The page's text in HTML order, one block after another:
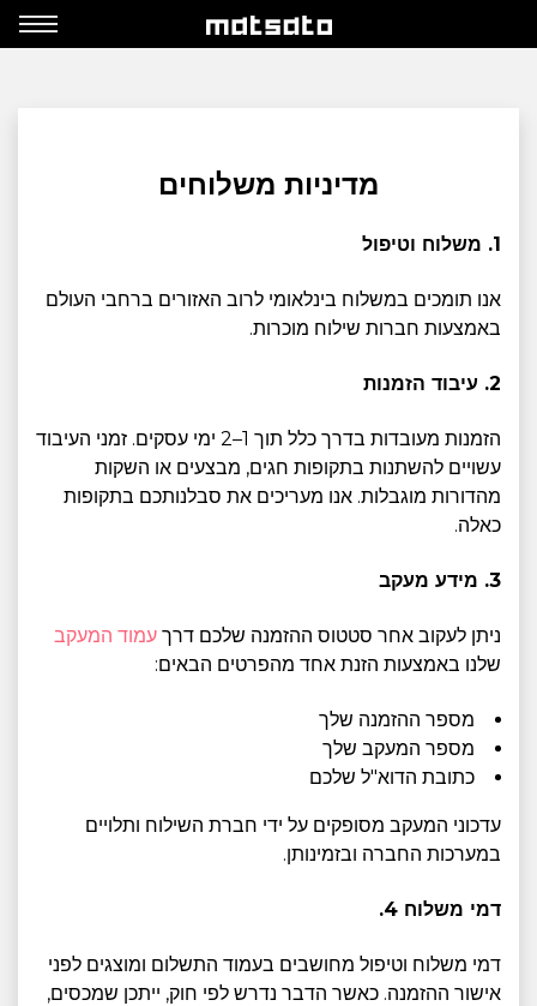
מדיניות משלוחים
1. משלוח וטיפול
אנו תומכים במשלוח בינלאומי לרוב האזורים ברחבי העולם
באמצעות חברות שילוח מוכרות.
2. עיבוד הזמנות
הזמנות מעובדות בדרך כלל תוך 1–2 ימי עסקים. זמני העיבוד
עשויים להשתנות בתקופות חגים, מבצעים או השקות
מהדורות מוגבלות. אנו מעריכים את סבלנותכם בתקופות
כאלה.
3. מידע מעקב
ניתן לעקוב אחר סטטוס ההזמנה שלכם דרך עמוד המעקב
שלנו באמצעות הזנת אחד מהפרטים הבאים:
מספר ההזמנה שלך
מספר המעקב שלך
כתובת הדוא"ל שלכם
עדכוני המעקב מסופקים על ידי חברת השילוח ותלויים
במערכות החברה ובזמינותן.
דמי משלוח 4.
דמי משלוח וטיפול מחושבים בעמוד התשלום ומוצגים לפני
אישור ההזמנה. כאשר הדבר נדרש לפי חוק, ייתכן שמכסים,